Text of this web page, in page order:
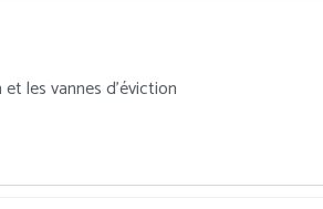
les vannes d’éviction